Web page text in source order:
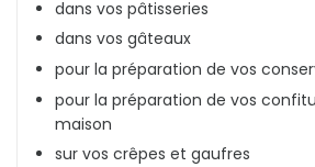
dans vos pâtisseries
dans vos gâteaux
pour la préparation de vos
pour la préparation de vos
maison
sur vos crêpes et gaufres